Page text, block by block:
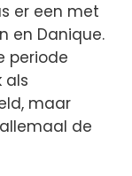
er een met
en Danique.
periode
als
maar
de